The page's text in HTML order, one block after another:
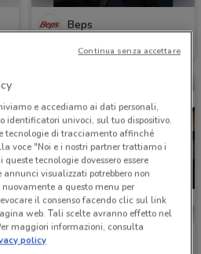
Beps
Scade il 31/08 3.6 km
e accediamo ai dati personali,
identificatori univoci, sul tuo dispositivo.
tecnologie di tracciamento affinché
voce "Noi e i nostri partner trattiamo i
tecnologie dovessero essere
visualizzati potrebbero non
a questo menu per
il consenso facendo clic sul link
web. Tali scelte avranno effetto nel
maggiori informazioni, consulta
policy
Continua senza accettare